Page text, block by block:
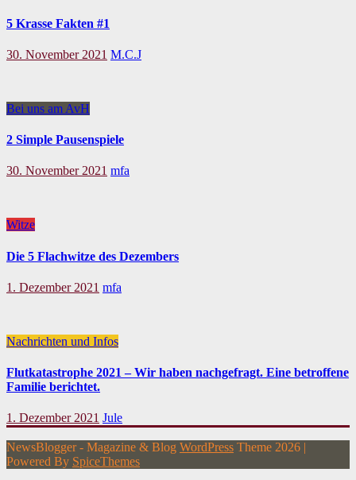
5 Krasse Fakten #1
30. November 2021 M.C.J
Bei uns am AvH
2 Simple Pausenspiele
30. November 2021 mfa
Witze
Die 5 Flachwitze des Dezembers
1. Dezember 2021 mfa
Nachrichten und Infos
Flutkatastrophe 2021 – Wir haben nachgefragt. Eine betroffene
Familie berichtet.
1. Dezember 2021 Jule
NewsBlogger - Magazine & Blog WordPress Theme 2026 |
Powered By SpiceThemes